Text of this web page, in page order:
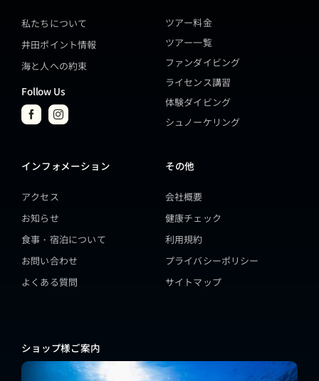
私たちについて
井田ポイント情報
海と人への約束
Follow Us
ツアー料金
ツアー一覧
ファンダイビング
ライセンス講習
体験ダイビング
シュノーケリング
インフォメーション
アクセス
お知らせ
食事・宿泊について
お問い合わせ
よくある質問
その他
会社概要
健康チェック
利用規約
プライバシーポリシー
サイトマップ
ショップ様ご案内